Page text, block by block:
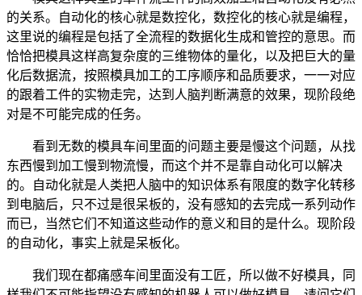
的关系。自动化的核心就是数控化，数控化的核心就是编程，
这里说的编程是包括了全流程的数据化生成和管控的意思。而
恰恰把模具这样高复杂度的三维物体的量化，以及把巨大的量
化后数据流，按照模具加工的工序顺序和品质要求，一一对应
的跟着工件的实物走完，达到人脑判断满意的效果，现阶段绝
对是不可能完成的任务。
看到无数的模具车间里面的问题主要是慢这个问题，从找
东西慢到加工慢到物流慢，而这个并不是靠自动化可以解决
的。自动化就是人类把人脑中的知识体系有限度的数字化转移
到电脑后，只不过是很呆板的，没有感知的去完成一系列动作
而已，当然它们不知道这些动作的意义和目的是什么。现阶段
的自动化，事实上就是呆板化。
我们现在都痛感车间里面没有工匠，所以做不好模具，同